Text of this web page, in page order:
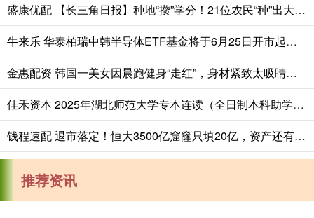
盛康优配 【长三角日报】种地“攒”学分！21位农民“种”出大专文凭
牛来乐 华泰柏瑞中韩半导体ETF基金将于6月25日开市起至当日10:30停牌
金惠配资 韩国一美女因晨跑健身“走红”，身材紧致太吸睛，网友：太漂亮了
佳禾资本 2025年湖北师范大学专本连读（全日制本科助学班)招生简章-官网发布_就业_专业_生活
钱程速配 退市落定！恒大3500亿窟窿只填20亿，资产还有多少？
推荐资讯